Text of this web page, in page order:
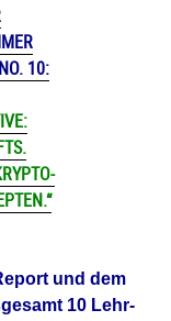
10:
und dem
10 Lehr-